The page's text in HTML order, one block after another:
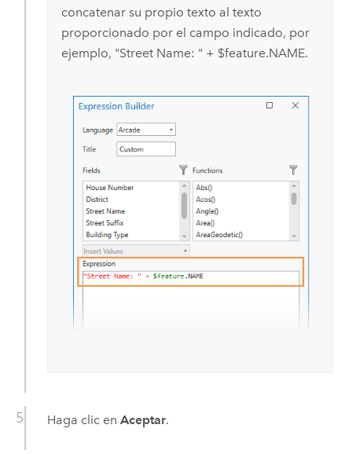
concatenar su propio texto al texto
proporcionado por el campo indicado, por
ejemplo, "Street Name: " + $feature.NAME.
Haga clic en Aceptar.